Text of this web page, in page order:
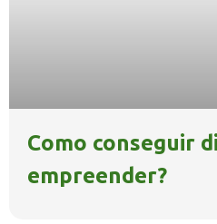
Como conseguir
empreender?